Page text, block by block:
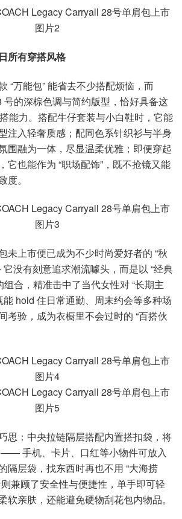
所有穿搭风格
“万能包” 能省去不少搭配烦恼，而
号的深棕色调与简约版型，恰好具备这
能力。搭配牛仔套装与小白鞋时，它能
注入轻奢质感；配同色系针织衫与半身
围融为一体，尽显温柔优雅；即便穿起
它也能作为 “职场配饰”，既不抢镜又能
。
未上市便已成为不少时尚爱好者的 “秋
没有刻意追求潮流噱头，而是以 “经典
组合，精准击中了当代女性对 “长期主
能 hold 住日常通勤、周末约会等多种场
考验，成为衣橱里不会过时的 “百搭伙
思：中央拉链隔层搭配内置搭扣袋，将
手机、卡片、口红等小物件可放入
隔层袋，找东西时再也不用 “大海捞
兼顾了安全性与便捷性，单手即可轻
软亲肤，还能避免硬物刮花包内物品。